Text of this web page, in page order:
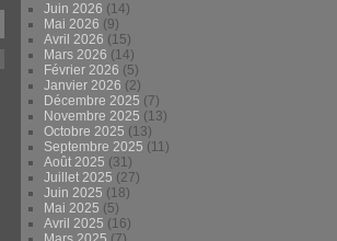
Juin 2026 (14)
Mai 2026 (9)
Avril 2026 (15)
Mars 2026 (14)
Février 2026 (5)
Janvier 2026 (2)
Décembre 2025 (7)
Novembre 2025 (13)
Octobre 2025 (13)
Septembre 2025 (11)
Août 2025 (31)
Juillet 2025 (27)
Juin 2025 (18)
Mai 2025 (5)
Avril 2025 (16)